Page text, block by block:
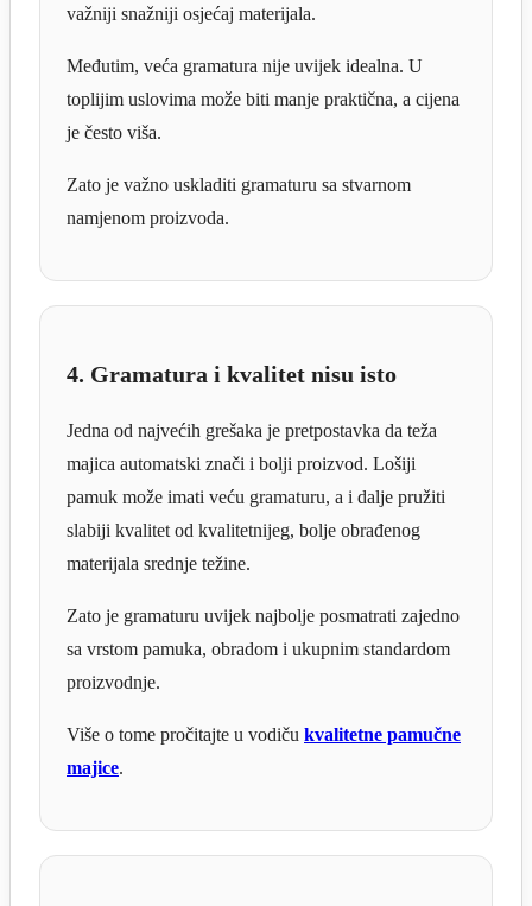
važniji snažniji osjećaj materijala.
Međutim, veća gramatura nije uvijek idealna. U
toplijim uslovima može biti manje praktična, a cijena
je često viša.
Zato je važno uskladiti gramaturu sa stvarnom
namjenom proizvoda.
4. Gramatura i kvalitet nisu isto
Jedna od najvećih grešaka je pretpostavka da teža
majica automatski znači i bolji proizvod. Lošiji
pamuk može imati veću gramaturu, a i dalje pružiti
slabiji kvalitet od kvalitetnijeg, bolje obrađenog
materijala srednje težine.
Zato je gramaturu uvijek najbolje posmatrati zajedno
sa vrstom pamuka, obradom i ukupnim standardom
proizvodnje.
Više o tome pročitajte u vodiču kvalitetne pamučne
majice.